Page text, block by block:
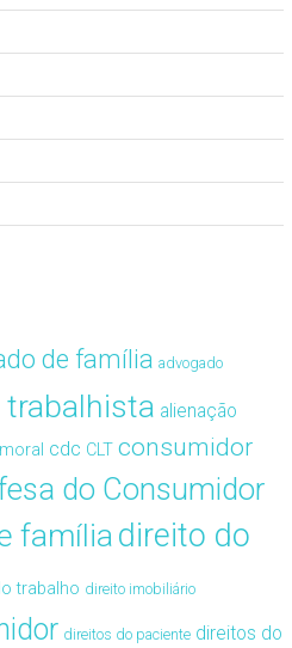
de família advogado
alienação
cdc CLT consumidor
do Consumidor
famíliadireito do
trabalho direito imobiliário
direitos do paciente direitos do